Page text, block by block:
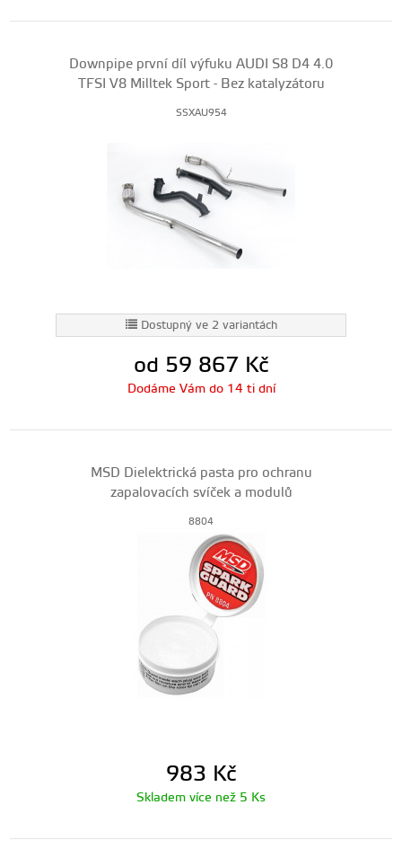
Downpipe první díl výfuku AUDI S8 D4 4.0
TFSI V8 Milltek Sport - Bez katalyzátoru
SSXAU954
Dostupný ve 2 variantách
od 59 867 Kč
Dodáme Vám do 14 ti dní
MSD Dielektrická pasta pro ochranu
zapalovacích svíček a modulů
8804
983 Kč
Skladem více než 5 Ks